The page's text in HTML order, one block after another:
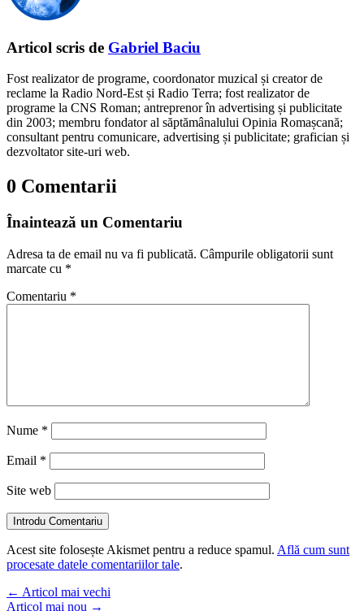
Articol scris de Gabriel Baciu
Fost realizator de programe, coordonator muzical și creator de
reclame la Radio Nord-Est și Radio Terra; fost realizator de
programe la CNS Roman; antreprenor în advertising și publicitate
din 2003; membru fondator al săptămânalului Opinia Romașcană;
consultant pentru comunicare, advertising și publicitate; grafician și
dezvoltator site-uri web.
0 Comentarii
Înaintează un Comentariu
Adresa ta de email nu va fi publicată. Câmpurile obligatorii sunt
marcate cu *
Comentariu *
Nume *
Email *
Site web
Introdu Comentariu
Acest site folosește Akismet pentru a reduce spamul. Află cum sunt
procesate datele comentariilor tale.
← Articol mai vechi
Articol mai nou →